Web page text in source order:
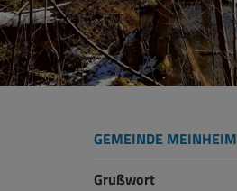
GEMEINDE MEINHEIM
Grußwort